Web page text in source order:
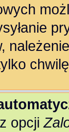
opcji